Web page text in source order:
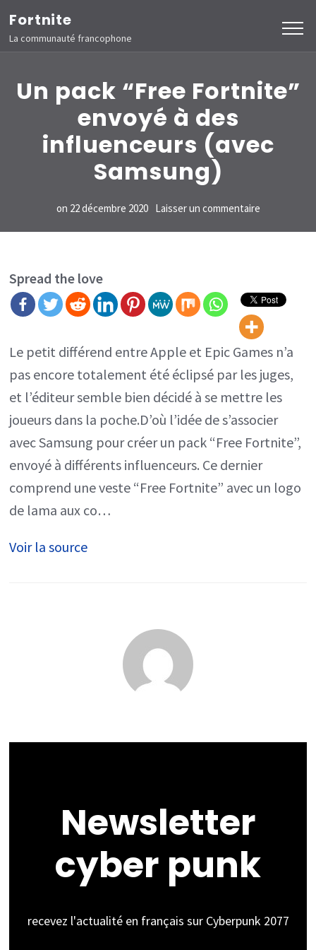
Aller
au
contenu
Entrée)
Fortnite
La communauté francophone
Un pack “Free Fortnite”
envoyé à des
influenceurs (avec
Samsung)
on 22 décembre 2020 Laisser un commentairesur
Un
Fortnite”
envoyé
Spread the love
Le petit différend entre Apple et Epic Games n’a
pas encore totalement été éclipsé par les juges,
et l’éditeur semble bien décidé à se mettre les
joueurs dans la poche.D’où l’idée de s’associer
avec Samsung pour créer un pack “Free Fortnite”,
envoyé à différents influenceurs. Ce dernier
comprend une veste “Free Fortnite” avec un logo
de lama aux co…
Voir la source
Newsletter
cyber punk
recevez l'actualité en français sur Cyberpunk 2077